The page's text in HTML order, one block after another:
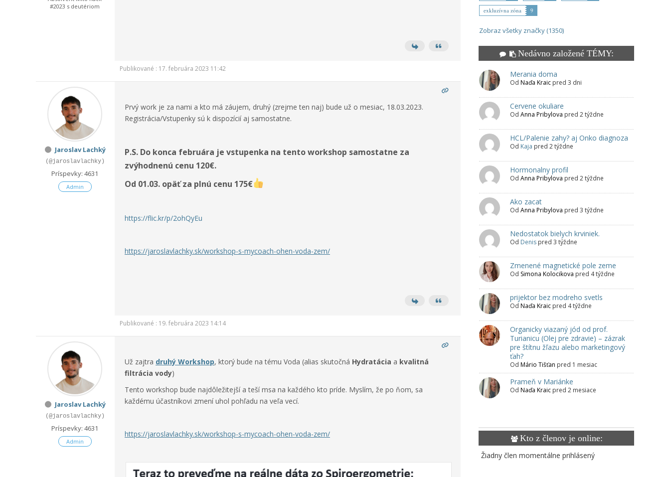
#2023 s deutériom
Publikované : 17. februára 2023 11:42
Jaroslav Lachký
(@jaroslavlachky)
Príspevky: 4631
Admin
Prvý work je za nami a kto má záujem, druhý (zrejme ten naj) bude už o mesiac, 18.03.2023.
Registrácia/Vstupenky sú k dispozícií aj samostatne.
P.S. Do konca februára je vstupenka na tento workshop samostatne za
zvýhodnenú cenu 120€.
Od 01.03. opäť za plnú cenu 175€
https://flic.kr/p/2ohQyEu
https://jaroslavlachky.sk/workshop-s-mycoach-ohen-voda-zem/
Publikované : 19. februára 2023 14:14
Jaroslav Lachký
(@jaroslavlachky)
Príspevky: 4631
Admin
Už zajtra druhý Workshop, ktorý bude na tému Voda (alias skutočná Hydratácia a kvalitná
filtrácia vody)
Tento workshop bude najdôležitejší a teší msa na každého kto príde. Myslím, že po ňom, sa
každému účastníkovi zmení uhol pohľadu na veľa vecí.
https://jaroslavlachky.sk/workshop-s-mycoach-ohen-voda-zem/
exkluzívna zóna 9
Zobraz všetky značky (1350)
Nedávno založené TÉMY:
Merania doma
Od Naďa Kraic pred 3 dni
Cervene okuliare
Od Anna Pribylova pred 2 týždne
HCL/Palenie zahy? aj Onko diagnoza
Od Kaja pred 2 týždne
Hormonalny profil
Od Anna Pribylova pred 2 týždne
Ako zacat
Od Anna Pribylova pred 3 týždne
Nedostatok bielych krviniek.
Od Denis pred 3 týždne
Zmenené magnetické pole zeme
Od Simona Kolocikova pred 4 týždne
prijektor bez modreho svetls
Od Naďa Kraic pred 4 týždne
Organicky viazaný jód od prof.
Turianicu (Olej pre zdravie) – zázrak
pre štítnu žľazu alebo marketingový
ťah?
Od Mário Tišťan pred 1 mesiac
Prameň v Mariánke
Od Naďa Kraic pred 2 mesiace
Kto z členov je online:
Žiadny člen momentálne prihlásený